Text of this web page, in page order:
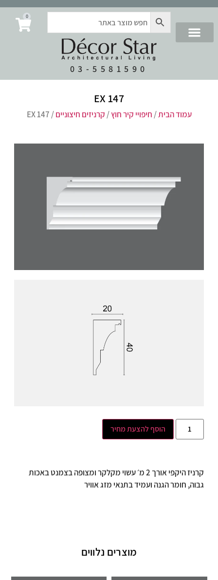
03-5581590
0
EX 147
עמוד הבית/ חיפויי קיר חוץ/ קרניזים חיצוניים/ EX 147
הוסף להצעת מחיר
קרניז היקפי אורך 2 מ׳ עשוי מקלקר ומצופה בצמנט באכות
גבוה, חומר הגנה ועמיד בתנאי מזג אוויר
מוצרים נלווים